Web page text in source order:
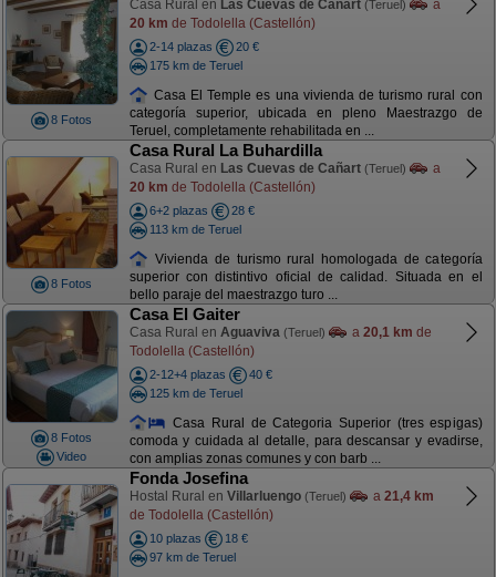
8 Fotos
Casa Rural en Las Cuevas de Cañart (Teruel)
a
20 km de Todolella (Castellón)
2-14 plazas
20 €
175 km de Teruel
Casa El Temple es una vivienda de turismo rural con
categoría superior, ubicada en pleno Maestrazgo de
Teruel, completamente rehabilitada en ...
8 Fotos
Casa Rural La Buhardilla
Casa Rural en Las Cuevas de Cañart (Teruel)
a
20 km de Todolella (Castellón)
6+2 plazas
28 €
113 km de Teruel
Vivienda de turismo rural homologada de categoría
superior con distintivo oficial de calidad. Situada en el
bello paraje del maestrazgo turo ...
8 Fotos
Video
Casa El Gaiter
Casa Rural en Aguaviva (Teruel) a 20,1 km de
Todolella (Castellón)
2-12+4 plazas
40 €
125 km de Teruel
Casa Rural de Categoria Superior (tres espigas)
comoda y cuidada al detalle, para descansar y evadirse,
con amplias zonas comunes y con barb ...
Fonda Josefina
Hostal Rural en Villarluengo (Teruel) a 21,4 km
de Todolella (Castellón)
10 plazas
18 €
97 km de Teruel